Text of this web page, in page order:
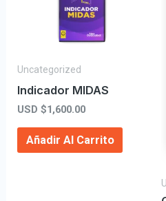
Uncategorized
Indicador MIDAS
USD $1,600.00
Añadir Al Carrito